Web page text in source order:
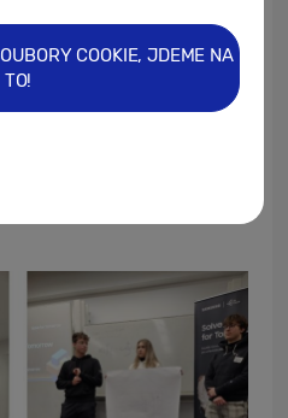
nebo mu přes text
lidí do 20 let,
ze sociálních sítí
řešení, jak při čtení
COOKIE, JDEME NA
TO!